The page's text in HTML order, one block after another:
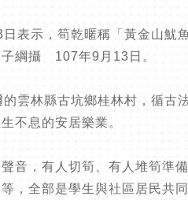
表示，筍乾暱稱「黃金山
子綱攝 107年9月13日。
雲林縣古坑鄉桂林村，循
不息的安居樂業。
音，有人切筍、有人堆筍準
，全部是學生與社區居民共同